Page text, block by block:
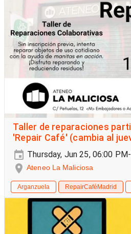
Taller de reparaciones
'Repair Café' (cambia al
Thursday, Jun 25, 06:00
Ateneo La Maliciosa
Arganzuela RepairCaféMadrid